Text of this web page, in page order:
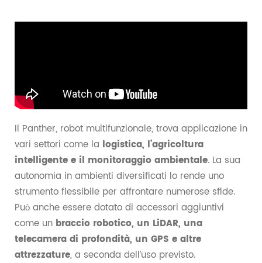
Il Panther, robot multifunzionale, trova applicazione in
vari settori come la logistica, l’agricoltura
intelligente e il monitoraggio ambientale. La sua
autonomia in ambienti diversificati lo rende uno
strumento flessibile per affrontare numerose sfide.
Può anche essere dotato di accessori aggiuntivi
come un braccio robotico, un LiDAR, una
telecamera di profondità, un GPS e altre
attrezzature, a seconda dell’uso previsto.